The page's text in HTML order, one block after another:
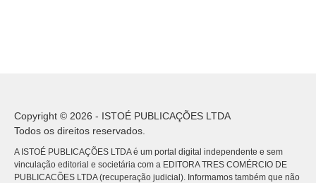
Copyright © 2026 - ISTOÉ PUBLICAÇÕES LTDA
Todos os direitos reservados.
A ISTOÉ PUBLICAÇÕES LTDA é um portal digital independente e sem
vinculação editorial e societária com a EDITORA TRES COMÉRCIO DE
PUBLICACÕES LTDA (recuperação judicial). Informamos também que não